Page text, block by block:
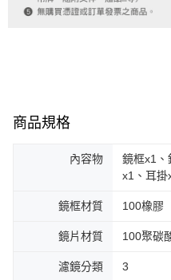
商品規格
內容物
鏡框x1、
x1、耳掛
鏡框材質 100橡膠
鏡片材質 100聚碳
濾鏡分類 3